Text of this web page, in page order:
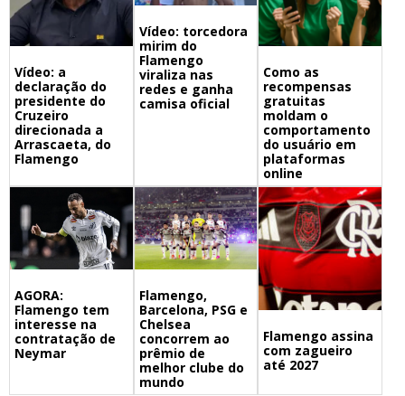
Vídeo: a
declaração do
presidente do
Cruzeiro
direcionada a
Arrascaeta, do
Flamengo
Vídeo: torcedora
mirim do
Flamengo
viraliza nas
redes e ganha
camisa oficial
Como as
recompensas
gratuitas
moldam o
comportamento
do usuário em
plataformas
online
AGORA:
Flamengo tem
interesse na
contratação de
Neymar
Flamengo,
Barcelona, PSG e
Chelsea
concorrem ao
prêmio de
melhor clube do
mundo
Flamengo assina
com zagueiro
até 2027